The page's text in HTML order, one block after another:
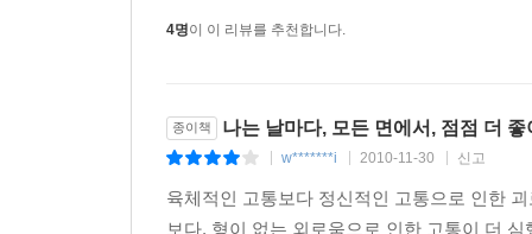
4명이 이 리뷰를 추천합니다.
종이책 나는 날마다, 모든 면에서, 점점 더
w*******i 2010-11-30 신고
육체적인 고통보다 정신적인 고통으로 인한
보다, 형이 없는 외로움으로 인한 고통이 더